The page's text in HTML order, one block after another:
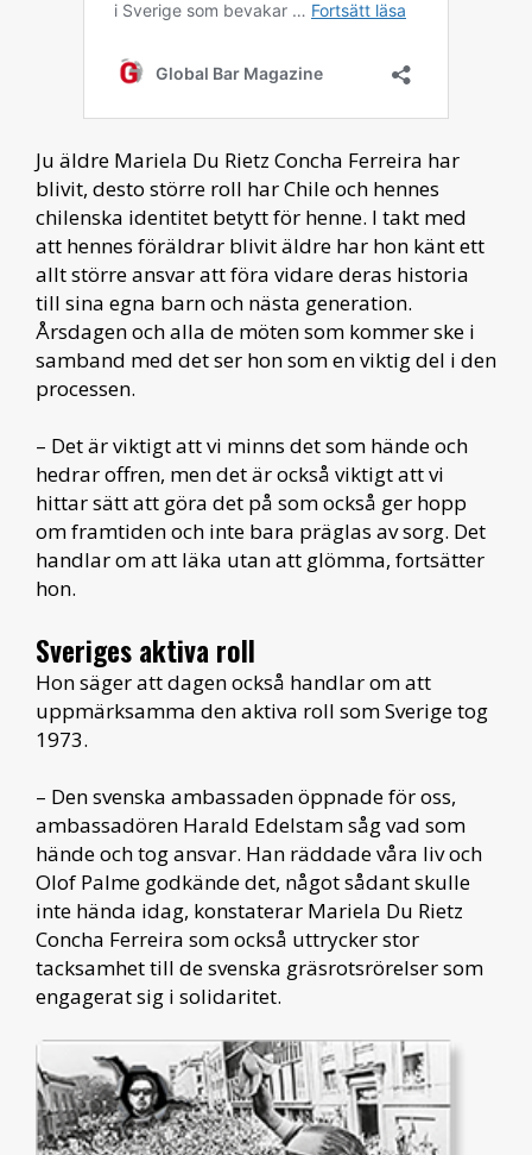
Ju äldre Mariela Du Rietz Concha Ferreira har
blivit, desto större roll har Chile och hennes
chilenska identitet betytt för henne. I takt med
att hennes föräldrar blivit äldre har hon känt ett
allt större ansvar att föra vidare deras historia
till sina egna barn och nästa generation.
Årsdagen och alla de möten som kommer ske i
samband med det ser hon som en viktig del i den
processen.
– Det är viktigt att vi minns det som hände och
hedrar offren, men det är också viktigt att vi
hittar sätt att göra det på som också ger hopp
om framtiden och inte bara präglas av sorg. Det
handlar om att läka utan att glömma, fortsätter
hon.
Sveriges aktiva roll
Hon säger att dagen också handlar om att
uppmärksamma den aktiva roll som Sverige tog
1973.
– Den svenska ambassaden öppnade för oss,
ambassadören Harald Edelstam såg vad som
hände och tog ansvar. Han räddade våra liv och
Olof Palme godkände det, något sådant skulle
inte hända idag, konstaterar Mariela Du Rietz
Concha Ferreira som också uttrycker stor
tacksamhet till de svenska gräsrotsrörelser som
engagerat sig i solidaritet.